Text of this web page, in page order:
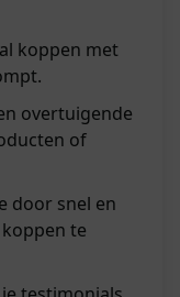
koppen met
overtuigende
of
door snel en
te